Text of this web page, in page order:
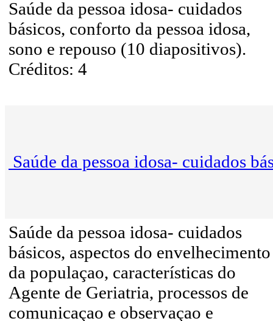
Saúde da pessoa idosa- cuidados
básicos, conforto da pessoa idosa,
sono e repouso (10 diapositivos).
Créditos: 4
Saúde da pessoa idosa- cuidados
Saúde da pessoa idosa- cuidados
básicos, aspectos do envelhecimento
da populaçao, características do
Agente de Geriatria, processos de
comunicaçao e observaçao e